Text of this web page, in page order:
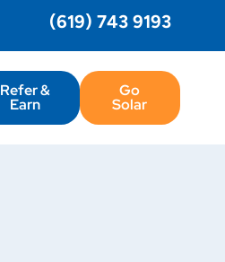
(619) 743 9193
Refer &
Earn
Go
Solar